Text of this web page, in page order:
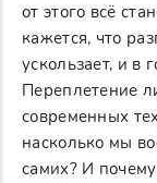
от этого всё
кажется, что
ускользает, и в
Переплетение
современных
насколько мы
самих? И